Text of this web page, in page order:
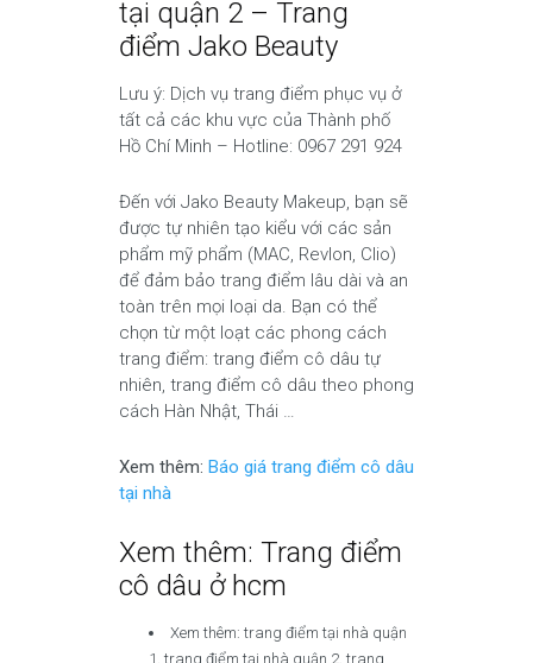
tại quận 2 – Trang
điểm Jako Beauty
Lưu ý: Dịch vụ trang điểm phục vụ ở
tất cả các khu vực của Thành phố
Hồ Chí Minh – Hotline: 0967 291 924
Đến với Jako Beauty Makeup, bạn sẽ
được tự nhiên tạo kiểu với các sản
phẩm mỹ phẩm (MAC, Revlon, Clio)
để đảm bảo trang điểm lâu dài và an
toàn trên mọi loại da. Bạn có thể
chọn từ một loạt các phong cách
trang điểm: trang điểm cô dâu tự
nhiên, trang điểm cô dâu theo phong
cách Hàn Nhật, Thái …
Xem thêm: Báo giá trang điểm cô dâu
tại nhà
Xem thêm: Trang điểm
cô dâu ở hcm
Xem thêm: trang điểm tại nhà quận
1, trang điểm tại nhà quận 2, trang